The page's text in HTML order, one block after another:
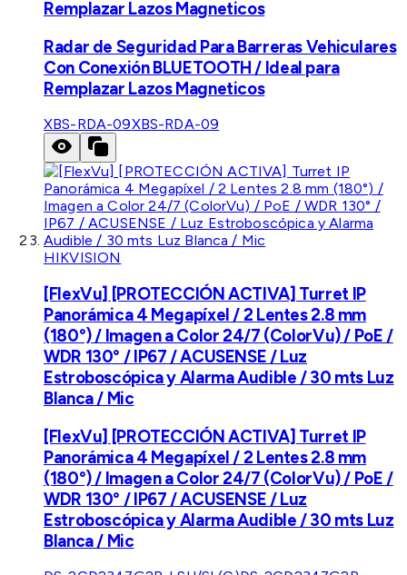
Remplazar Lazos Magneticos
Radar de Seguridad Para Barreras Vehiculares
Con Conexión BLUETOOTH / Ideal para
Remplazar Lazos Magneticos
XBS-RDA-09XBS-RDA-09
HIKVISION
[FlexVu] [PROTECCIÓN ACTIVA] Turret IP
Panorámica 4 Megapíxel / 2 Lentes 2.8 mm
(180°) / Imagen a Color 24/7 (ColorVu) / PoE /
WDR 130° / IP67 / ACUSENSE / Luz
Estroboscópica y Alarma Audible / 30 mts Luz
Blanca / Mic
[FlexVu] [PROTECCIÓN ACTIVA] Turret IP
Panorámica 4 Megapíxel / 2 Lentes 2.8 mm
(180°) / Imagen a Color 24/7 (ColorVu) / PoE /
WDR 130° / IP67 / ACUSENSE / Luz
Estroboscópica y Alarma Audible / 30 mts Luz
Blanca / Mic